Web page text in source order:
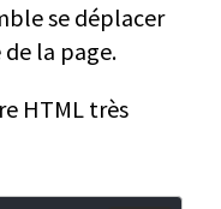
se déplacer
la page.
HTML très